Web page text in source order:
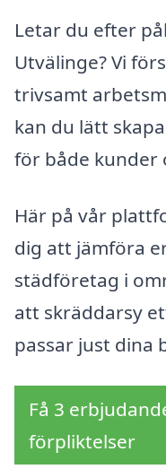
Letar du efter
Utvälinge? Vi
trivsamt
kan du lätt
för både kunder
Här på vår
dig att jämföra
städföretag i
att skräddarsy
passar just dina
Få 3
förpliktelser